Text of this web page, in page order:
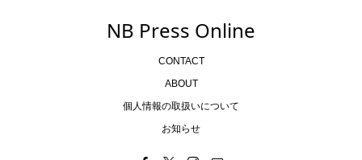
NB Press Online
CONTACT
ABOUT
個人情報の取扱いについて
お知らせ